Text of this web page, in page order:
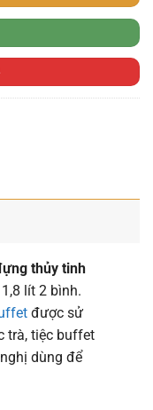
thủy tinh
lít 2 bình.
được sử
trà, tiệc buffet
dùng để